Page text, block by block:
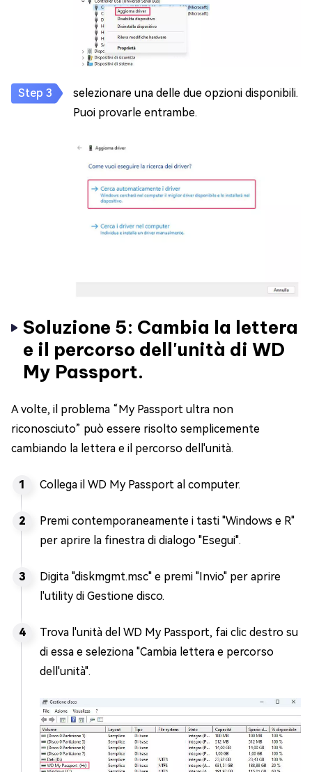
selezionare una delle due opzioni disponibili.
Puoi provarle entrambe.
Soluzione 5: Cambia la lettera
e il percorso dell'unità di WD
My Passport.
A volte, il problema “My Passport ultra non
riconosciuto” può essere risolto semplicemente
cambiando la lettera e il percorso dell'unità.
Collega il WD My Passport al computer.
Premi contemporaneamente i tasti "Windows e R"
per aprire la finestra di dialogo "Esegui".
Digita "diskmgmt.msc" e premi "Invio" per aprire
l'utility di Gestione disco.
Trova l'unità del WD My Passport, fai clic destro su
di essa e seleziona "Cambia lettera e percorso
dell'unità".